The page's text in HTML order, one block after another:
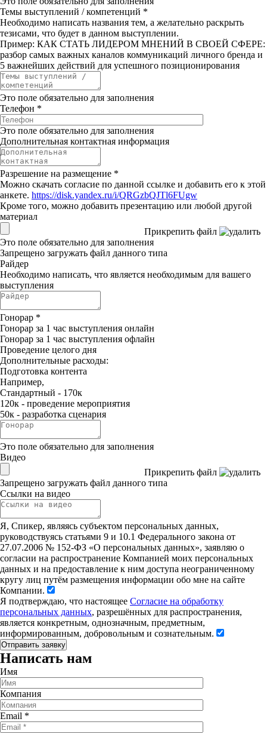
Темы выступлений / компетенций *
Необходимо написать названия тем, а желательно раскрыть
тезисами, что будет в данном выступлении.
Пример: КАК СТАТЬ ЛИДЕРОМ МНЕНИЙ В СВОЕЙ СФЕРЕ:
разбор самых важных каналов коммуникаций личного бренда и
5 важнейших действий для успешного позиционирования
Это поле обязательно для заполнения
Телефон *
Это поле обязательно для заполнения
Дополнительная контактная информация
Разрешение на размещение *
Можно скачать согласие по данной ссылке и добавить его к этой
анкете. https://disk.yandex.ru/i/QRGzbQJTl6FUgw
Кроме того, можно добавить презентацию или любой другой
материал
Прикрепить файл
Это поле обязательно для заполнения
Запрещено загружать файл данного типа
Райдер
Необходимо написать, что является необходимым для вашего
выступления
Гонорар *
Гонорар за 1 час выступления онлайн
Гонорар за 1 час выступления офлайн
Проведение целого дня
Дополнительные расходы:
Подготовка контента
Например,
Стандартный - 170к
120к - проведение мероприятия
50к - разработка сценария
Это поле обязательно для заполнения
Видео
Прикрепить файл
Запрещено загружать файл данного типа
Ссылки на видео
Я, Спикер, являясь субъектом персональных данных,
руководствуясь статьями 9 и 10.1 Федерального закона от
27.07.2006 № 152-ФЗ «О персональных данных», заявляю о
согласии на распространение Компанией моих персональных
данных и на предоставление к ним доступа неограниченному
кругу лиц путём размещения информации обо мне на сайте
Компании.
Я подтверждаю, что настоящее Согласие на обработку
персональных данных, разрешённых для распространения,
является конкретным, однозначным, предметным,
информированным, добровольным и сознательным.
Написать нам
Имя
Компания
Email *